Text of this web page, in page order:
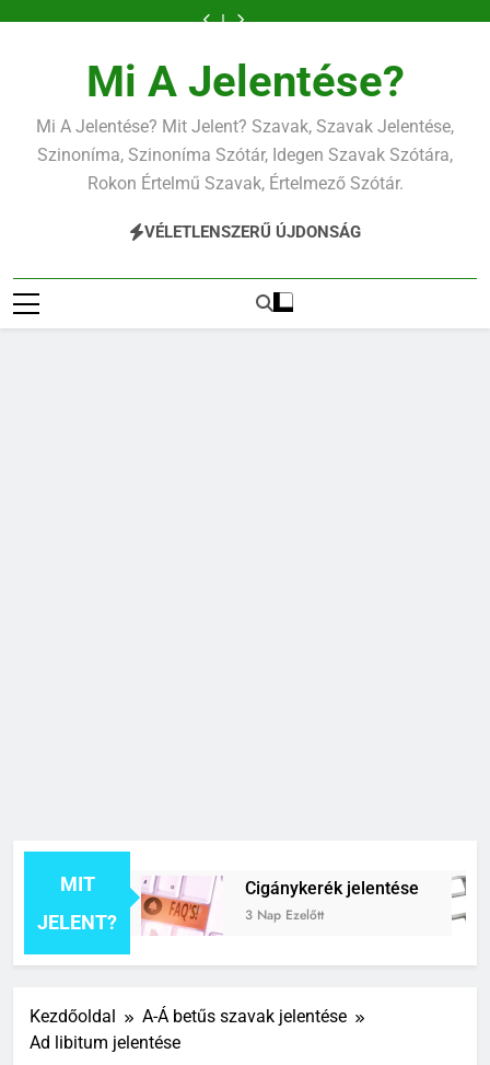
Mi A Jelentése?
Mi A Jelentése? Mit Jelent? Szavak, Szavak Jelentése,
Szinoníma, Szinoníma Szótár, Idegen Szavak Szótára,
Cigánykerék jelentése
3 Nap Ezelőtt
Kezdőoldal
A-Á betűs szavak jelentése